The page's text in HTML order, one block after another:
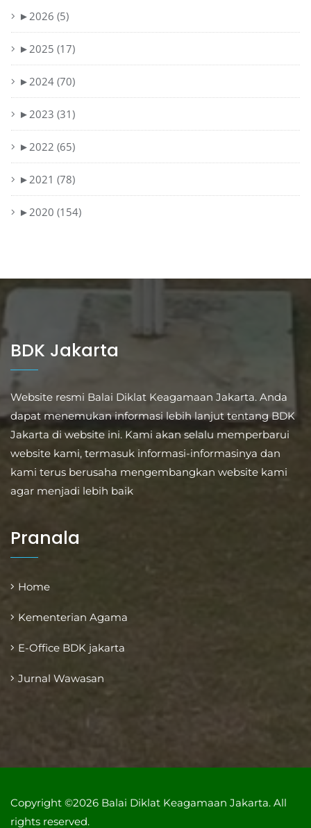
► 2026 (5)
► 2025 (17)
► 2024 (70)
► 2023 (31)
► 2022 (65)
► 2021 (78)
► 2020 (154)
BDK Jakarta
Website resmi Balai Diklat Keagamaan Jakarta. Anda
dapat menemukan informasi lebih lanjut tentang BDK
Jakarta di website ini. Kami akan selalu memperbarui
website kami, termasuk informasi-informasinya dan
kami terus berusaha mengembangkan website kami
agar menjadi lebih baik
Pranala
Home
Kementerian Agama
E-Office BDK jakarta
Jurnal Wawasan
Copyright ©2026 Balai Diklat Keagamaan Jakarta. All
rights reserved.